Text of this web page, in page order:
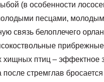
(в особенности
песцами,
связь белоплечего
птиц – эффектное
стремглав